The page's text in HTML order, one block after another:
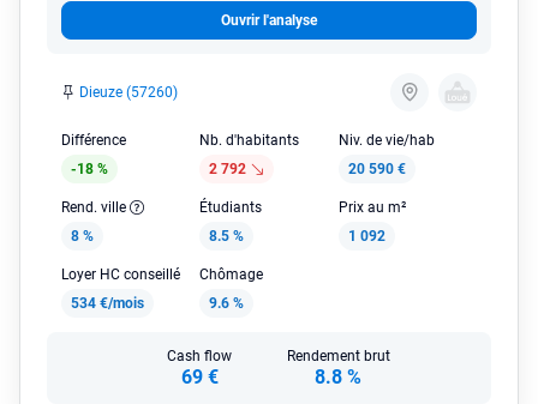
Ouvrir l'analyse
Dieuze (57260)
Différence
-18 %
Nb. d'habitants
2 792
Niv. de vie/hab
20 590 €
Rend. ville
8 %
Étudiants
8.5 %
Prix au m²
1 092
Loyer HC conseillé
534 €/mois
Chômage
9.6 %
Cash flow
69 €
Rendement brut
8.8 %